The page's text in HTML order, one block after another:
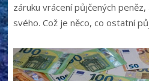
záruku vrácení půjčených
svého. Což je něco, co ostatní